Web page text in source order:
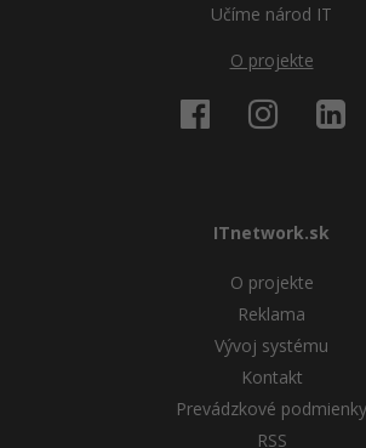
Učíme národ IT
O projekte
ITnetwork.sk
O projekte
Reklama
Vývoj systému
Kontakt
Prevádzkové podmienky
RSS